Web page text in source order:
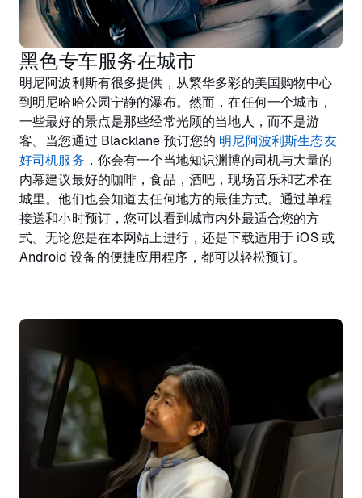
黑色专车服务在城市
明尼阿波利斯有很多提供，从繁华多彩的美国购物中心
到明尼哈哈公园宁静的瀑布。然而，在任何一个城市，
一些最好的景点是那些经常光顾的当地人，而不是游
客。当您通过 Blacklane 预订您的 明尼阿波利斯生态友
好司机服务 ，你会有一个当地知识渊博的司机与大量的
内幕建议最好的咖啡，食品，酒吧，现场音乐和艺术在
城里。他们也会知道去任何地方的最佳方式。通过单程
接送和小时预订，您可以看到城市内外最适合您的方
式。无论您是在本网站上进行，还是下载适用于 iOS 或
Android 设备的便捷应用程序，都可以轻松预订。